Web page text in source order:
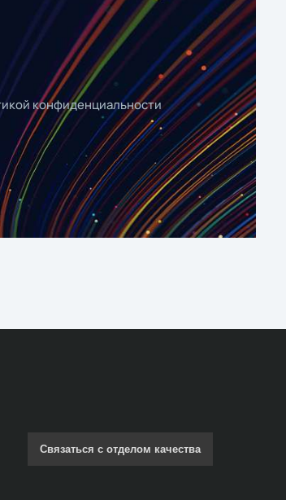
конфиденциальности
Связаться с отделом качества